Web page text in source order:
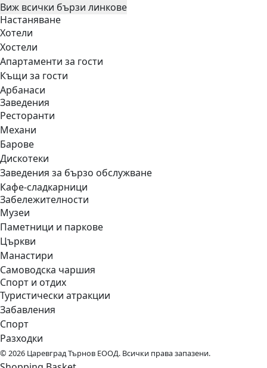
Виж всички бързи линкове
Настаняване
Хотели
Хостели
Апартаменти за гости
Къщи за гости
Арбанаси
Заведения
Ресторанти
Механи
Барове
Дискотеки
Заведения за бързо обслужване
Кафе-сладкарници
Забележителности
Музеи
Паметници и паркове
Църкви
Манастири
Самоводска чаршия
Спорт и отдих
Туристически атракции
Забавления
Спорт
Разходки
© 2026 Царевград Търнов ЕООД. Всички права запазени.